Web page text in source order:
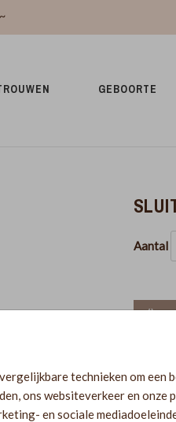
GEBOORTE
technieken om een
ons websiteverkeer en onze
en sociale
Aantal